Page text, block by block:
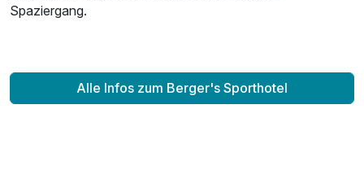
Spaziergang.
Alle Infos zum Berger's Sporthotel